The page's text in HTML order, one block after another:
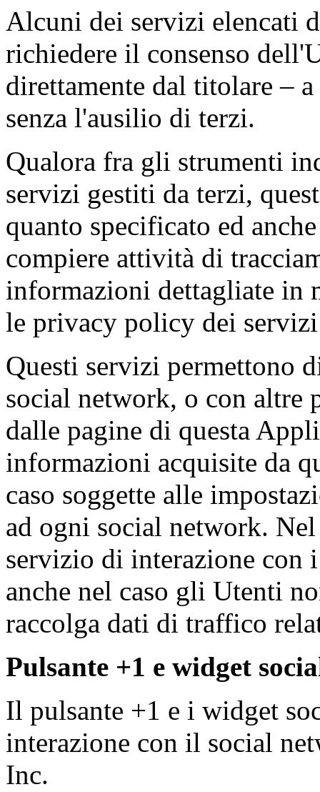
Alcuni dei servizi elencati
richiedere il consenso
direttamente dal titolare –
senza l'ausilio di terzi.
Qualora fra gli strumenti
servizi gestiti da terzi,
quanto specificato ed
compiere attività di
informazioni dettagliate in
le privacy policy dei
Questi servizi permettono
social network, o con altre
dalle pagine di questa
informazioni acquisite da
caso soggette alle
ad ogni social network.
servizio di interazione con
anche nel caso gli Utenti
raccolga dati di traffico
Pulsante +1 e widget
Il pulsante +1 e i widget
interazione con il social
Inc.